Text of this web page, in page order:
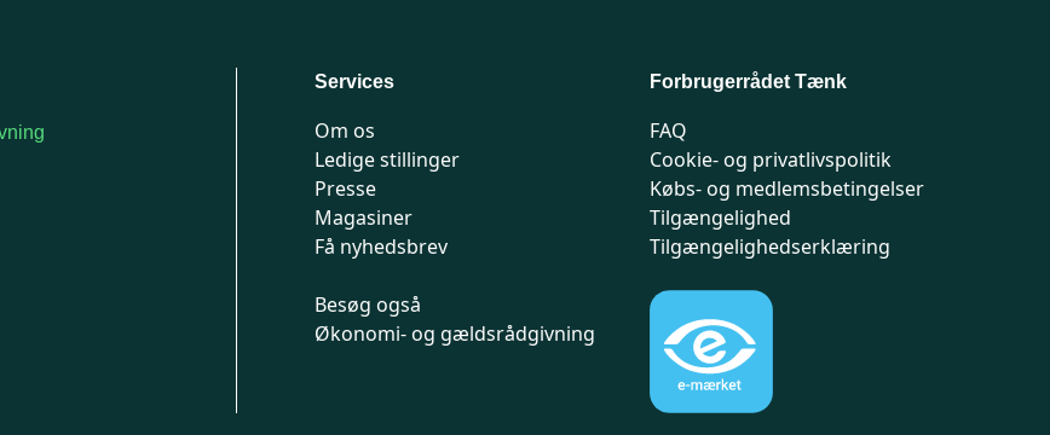
Services
Om os
Ledige stillinger
Presse
Magasiner
Få nyhedsbrev
Besøg også
Økonomi- og gældsrådgivning
Forbrugerrådet Tænk
FAQ
Cookie- og privatlivspolitik
Købs- og medlemsbetingelser
Tilgængelighed
Tilgængelighedserklæring